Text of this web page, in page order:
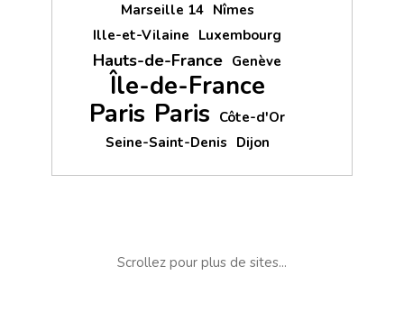
Marseille 14 Nîmes
Ille-et-Vilaine Luxembourg
Hauts-de-France Genève
Île-de-France
Paris Paris Côte-d'Or
Seine-Saint-Denis Dijon
Scrollez pour plus de sites...